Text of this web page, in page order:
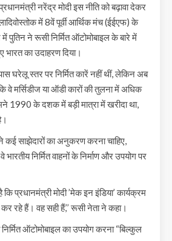
नरेंद्र मोदी इस नीति को बढ़ावा देकर
में 8वें पूर्वी आर्थिक मंच (ईईएफ) के
पुतिन ने रूसी निर्मित ऑटोमोबाइल के बारे में
का उदाहरण दिया।
घरेलू स्तर पर निर्मित कारें नहीं थीं, लेकिन अब
वे मर्सिडीज या ऑडी कारों की तुलना में अधिक
1990 के दशक में बड़ी मात्रा में खरीदा था,
कई साझेदारों का अनुकरण करना चाहिए,
निर्मित वाहनों के निर्माण और उपयोग पर
प्रधानमंत्री मोदी ’मेक इन इंडिया’ कार्यक्रम
रहे हैं। वह सही हैं,’’ रूसी नेता ने कहा।
ऑटोमोबाइल का उपयोग करना “बिल्कुल